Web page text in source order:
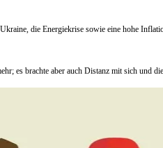
die Energiekrise sowie eine hohe
es brachte aber auch Distanz mit sich und